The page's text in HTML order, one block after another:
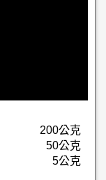
200公克
50公克
5公克